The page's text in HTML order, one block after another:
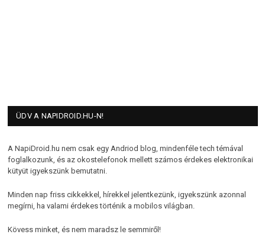
ÜDV A NAPIDROID.HU-N!
A NapiDroid.hu nem csak egy Andriod blog, mindenféle tech témával
foglalkozunk, és az okostelefonok mellett számos érdekes elektronikai
kütyüt igyekszünk bemutatni.
Minden nap friss cikkekkel, hírekkel jelentkezünk, igyekszünk azonnal
megírni, ha valami érdekes történik a mobilos világban.
Kövess minket, és nem maradsz le semmiről!